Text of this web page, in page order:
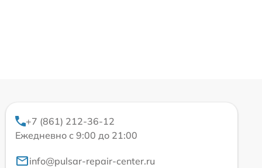
+7 (861) 212-36-12
Ежедневно с 9:00 до 21:00
info@pulsar-repair-center.ru